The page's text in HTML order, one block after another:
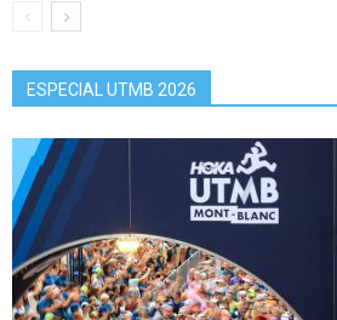
ESPECIAL UTMB 2026